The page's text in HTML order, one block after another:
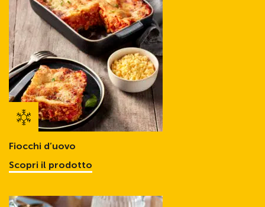
Fiocchi d’uovo
Scopri il prodotto